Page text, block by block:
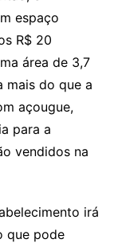
espaço
R$ 20
área de 3,7
mais do que a
açougue,
para a
vendidos na
irá
que pode